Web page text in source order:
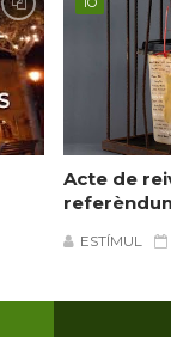
Acte de
ESTÍMUL